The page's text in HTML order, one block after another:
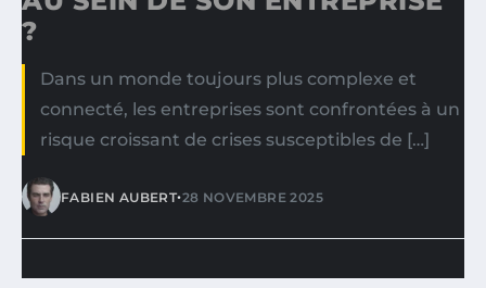
?
Dans un monde toujours plus complexe et
connecté, les entreprises sont confrontées à un
risque croissant de crises susceptibles de […]
FABIEN AUBERT•28 NOVEMBRE 2025